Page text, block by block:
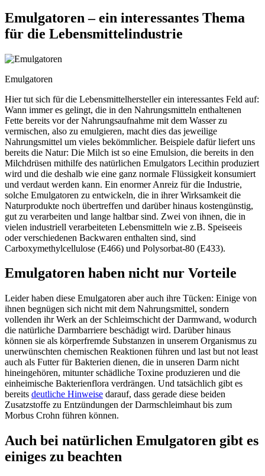
Emulgatoren – ein interessantes Thema
für die Lebensmittelindustrie
Emulgatoren
Hier tut sich für die Lebensmittelhersteller ein interessantes Feld auf:
Wann immer es gelingt, die in den Nahrungsmitteln enthaltenen
Fette bereits vor der Nahrungsaufnahme mit dem Wasser zu
vermischen, also zu emulgieren, macht dies das jeweilige
Nahrungsmittel um vieles bekömmlicher. Beispiele dafür liefert uns
bereits die Natur: Die Milch ist so eine Emulsion, die bereits in den
Milchdrüsen mithilfe des natürlichen Emulgators Lecithin produziert
wird und die deshalb wie eine ganz normale Flüssigkeit konsumiert
und verdaut werden kann. Ein enormer Anreiz für die Industrie,
solche Emulgatoren zu entwickeln, die in ihrer Wirksamkeit die
Naturprodukte noch übertreffen und darüber hinaus kostengünstig,
gut zu verarbeiten und lange haltbar sind. Zwei von ihnen, die in
vielen industriell verarbeiteten Lebensmitteln wie z.B. Speiseeis
oder verschiedenen Backwaren enthalten sind, sind
Carboxymethylcellulose (E466) und Polysorbat-80 (E433).
Emulgatoren haben nicht nur Vorteile
Leider haben diese Emulgatoren aber auch ihre Tücken: Einige von
ihnen begnügen sich nicht mit dem Nahrungsmittel, sondern
vollenden ihr Werk an der Schleimschicht der Darmwand, wodurch
die natürliche Darmbarriere beschädigt wird. Darüber hinaus
können sie als körperfremde Substanzen in unserem Organismus zu
unerwünschten chemischen Reaktionen führen und last but not least
auch als Futter für Bakterien dienen, die in unseren Darm nicht
hineingehören, mitunter schädliche Toxine produzieren und die
einheimische Bakterienflora verdrängen. Und tatsächlich gibt es
bereits deutliche Hinweise darauf, dass gerade diese beiden
Zusatzstoffe zu Entzündungen der Darmschleimhaut bis zum
Morbus Crohn führen können.
Auch bei natürlichen Emulgatoren gibt es
einiges zu beachten